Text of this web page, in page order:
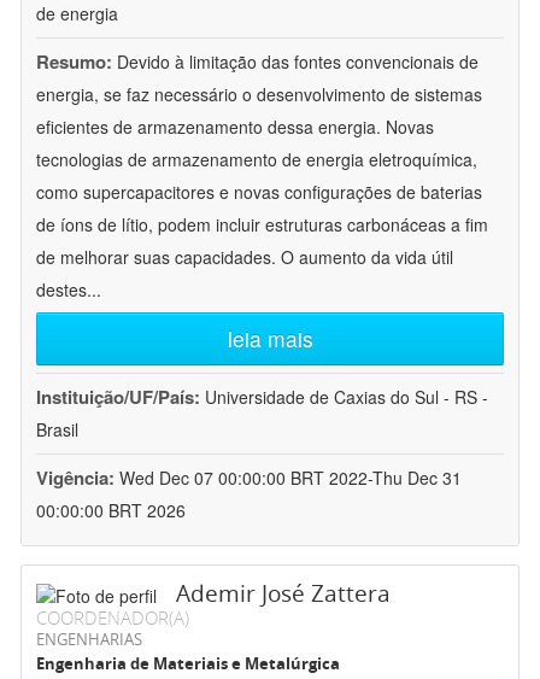
de energia
Resumo: Devido à limitação das fontes convencionais de
energia, se faz necessário o desenvolvimento de sistemas
eficientes de armazenamento dessa energia. Novas
tecnologias de armazenamento de energia eletroquímica,
como supercapacitores e novas configurações de baterias
de íons de lítio, podem incluir estruturas carbonáceas a fim
de melhorar suas capacidades. O aumento da vida útil
destes...
leia mais
Instituição/UF/País: Universidade de Caxias do Sul - RS -
Brasil
Vigência: Wed Dec 07 00:00:00 BRT 2022-Thu Dec 31
00:00:00 BRT 2026
Ademir José Zattera
COORDENADOR(A)
ENGENHARIAS
Engenharia de Materiais e Metalúrgica